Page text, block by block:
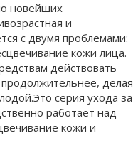
новейших
и
с двумя проблемами:
кожи лица.
действовать
делая
серия ухода за
работает над
кожи и